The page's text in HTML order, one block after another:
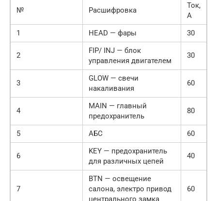
№ Расшифровка
Ток,
А
1
HEAD — фары 30
2
FIP/ INJ — блок
управления двигателем
30
3
GLOW — свечи
накаливания
60
4
MAIN — главный
предохранитель
80
5 АБС 60
6
KEY — предохранитель
для различных цепей
40
7
BTN — освещение
салона, электро привод
центрального замка
60